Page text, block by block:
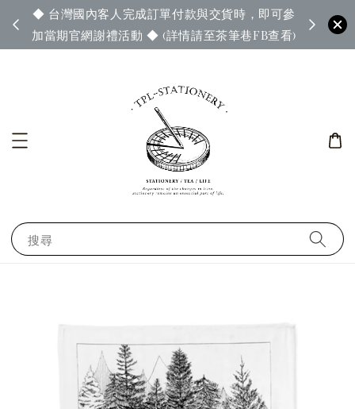
◆ 台灣國內客人完成訂單付款與交貨時，即可參
加當期官網謝禮活動 ◆ (詳情請至茶筆巷FB查看)
◆ 官
搜尋